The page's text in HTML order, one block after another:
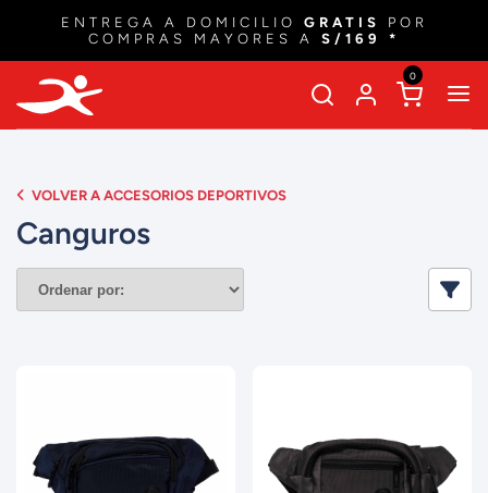
ENTREGA A DOMICILIO GRATIS
POR
COMPRAS MAYORES A S/169 *
0
VOLVER A ACCESORIOS DEPORTIVOS
Canguros